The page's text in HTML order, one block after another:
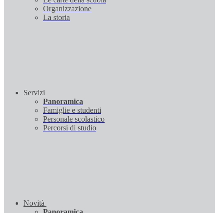
Organizzazione
La storia
Servizi
Panoramica
Famiglie e studenti
Personale scolastico
Percorsi di studio
Novità